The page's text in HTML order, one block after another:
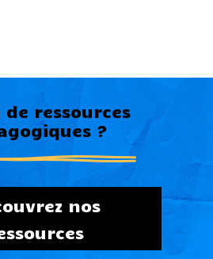
de ressources
?
nos